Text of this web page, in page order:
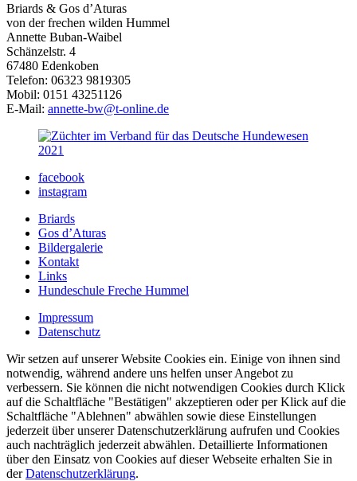
Briards & Gos d’Aturas
von der frechen wilden Hummel
Annette Buban-Waibel
Schänzelstr. 4
67480 Edenkoben
Telefon: 06323 9819305
Mobil: 0151 43251126
E-Mail: annette-bw@t-online.de
facebook
instagram
Briards
Gos d’Aturas
Bildergalerie
Kontakt
Links
Hundeschule Freche Hummel
Impressum
Datenschutz
Wir setzen auf unserer Website Cookies ein. Einige von ihnen sind
notwendig, während andere uns helfen unser Angebot zu
verbessern. Sie können die nicht notwendigen Cookies durch Klick
auf die Schaltfläche "Bestätigen" akzeptieren oder per Klick auf die
Schaltfläche "Ablehnen" abwählen sowie diese Einstellungen
jederzeit über unserer Datenschutzerklärung aufrufen und Cookies
auch nachträglich jederzeit abwählen. Detaillierte Informationen
über den Einsatz von Cookies auf dieser Webseite erhalten Sie in
derDatenschutzerklärung.